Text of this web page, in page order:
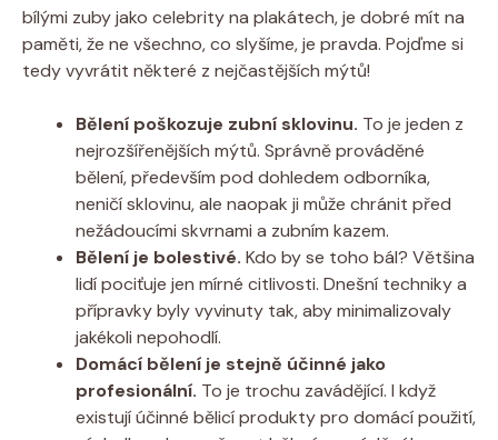
bílými zuby jako celebrity na plakátech, je dobré mít na
paměti, že ne všechno, co slyšíme, je pravda. Pojďme si
tedy vyvrátit některé z nejčastějších mýtů!
Bělení poškozuje zubní sklovinu. To je jeden z
nejrozšířenějších mýtů. Správně prováděné
bělení, především pod dohledem odborníka,
neničí sklovinu, ale naopak ji může chránit před
nežádoucími skvrnami a zubním kazem.
Bělení je bolestivé. Kdo by se toho bál? Většina
lidí pociťuje jen mírné citlivosti. Dnešní techniky a
přípravky byly vyvinuty tak, aby minimalizovaly
jakékoli nepohodlí.
Domácí bělení je stejně účinné jako
profesionální. To je trochu zavádějící. I když
existují účinné bělicí produkty pro domácí použití,